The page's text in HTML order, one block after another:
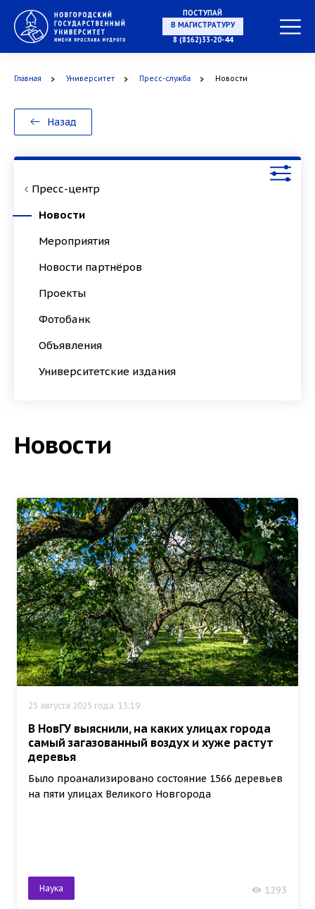
ПОСТУПАЙ
НА СПЕЦИАЛИТЕТ
8 (8162)33-20-44
Главная Университет Пресс-служба Новости
Назад
Пресс-центр
Новости
Мероприятия
Новости партнёров
Проекты
Фотобанк
Объявления
Университетские издания
Новости
25 августа 2025 года, 13:19
В НовГУ выяснили, на каких улицах города
самый загазованный воздух и хуже растут
деревья
Было проанализировано состояние 1566 деревьев
на пяти улицах Великого Новгорода
Наука 1293